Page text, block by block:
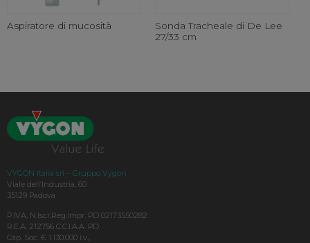
Aspiratore di mucosità
Sonda Tracheale di De Lee
27/33 cm
VYGON Italia srl – Gruppo Vygon
Viale dell’Industria, 60
35129 Padova
P.IVA, N.Iscr.Reg.Impr. PD 02173550282
R.E.A. 212756 C.C.I.A.A. PD
Cap. Soc. € 1.130.000 i.v.,